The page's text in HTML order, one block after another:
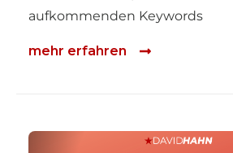
aufkommenden Keywords
mehr erfahren